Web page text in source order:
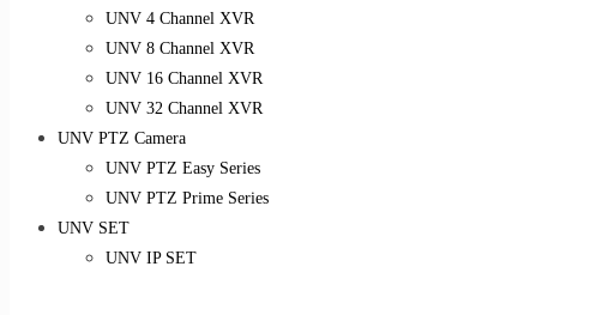
UNV 4 Channel XVR
UNV 8 Channel XVR
UNV 16 Channel XVR
UNV 32 Channel XVR
UNV PTZ Camera
UNV PTZ Easy Series
UNV PTZ Prime Series
UNV SET
UNV IP SET